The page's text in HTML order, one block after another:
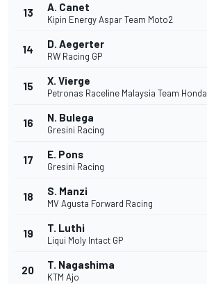
13 A. Canet
Kipin Energy Aspar Team Moto2
14 D. Aegerter
RW Racing GP
15 X. Vierge
Petronas Raceline Malaysia Team Honda
16 N. Bulega
Gresini Racing
17 E. Pons
Gresini Racing
18 S. Manzi
MV Agusta Forward Racing
19 T. Luthi
Liqui Moly Intact GP
20 T. Nagashima
KTM Ajo